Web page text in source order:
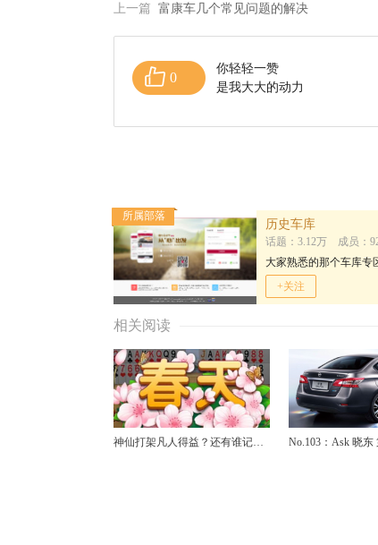
上一篇 富康车几个常见问题的解决
0
你轻轻一赞
是我大大的动力
所属部落
历史车库
话题：3.12万 成员：
大家熟悉的那个车库专
+关注
相关阅读
神仙打架凡人得益？还有谁记
No.103：Ask 晓东